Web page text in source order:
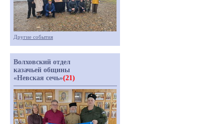
Другие события
Волховский отдел
казачьей общины
«Невская сечь»(21)